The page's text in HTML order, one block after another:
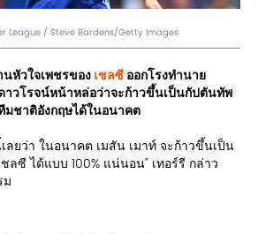
League / Steve Bardens/Getty Images
หัวใจเพชรของ เชลซี ออกโรงทำนาย
าวโรจน์หน้าหล่อว่าจะก้าวขึ้นเป็นกัปตันทัพ
มชาติอังกฤษได้ในอนาคต
ลยว่า ในอนาคต เมสัน เมาท์ จะก้าวขึ้นเป็น
ลซี ได้แบบ 100% แน่นอน" เทอร์รี กล่าว
ม